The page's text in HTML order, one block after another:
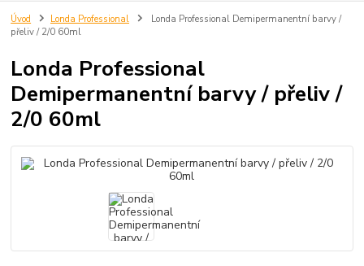
Úvod Londa Professional
Londa Professional Demipermanentní barvy /
přeliv / 2/0 60ml
Londa Professional
Demipermanentní barvy / přeliv /
2/0 60ml